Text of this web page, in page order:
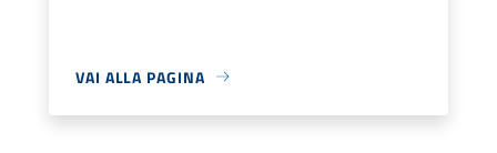
VAI ALLA PAGINA